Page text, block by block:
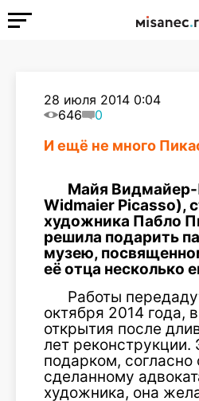
28 июля 2014 0:04
646
0
И ещё не много
Майя Видмайер-
Widmaier Picasso),
художника Пабло
решила подарить
музею,
её отца несколько
Работы
октября 2014 года,
открытия после
лет реконструкции.
подарком,
сделанному
художника, она